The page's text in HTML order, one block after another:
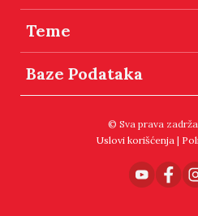
Teme
Baze Podataka
© Sva prava
Uslovi korišćenja |